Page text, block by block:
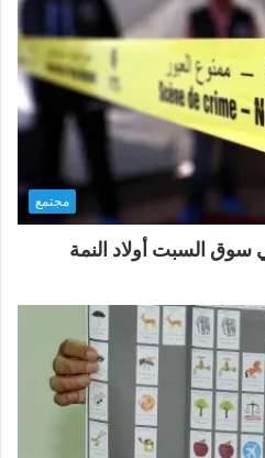
مجتمع
السبت أولاد النمة